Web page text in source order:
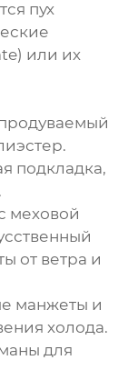
пух
или их
подкладка,
меховой
от ветра и
манжеты и
холода.
для